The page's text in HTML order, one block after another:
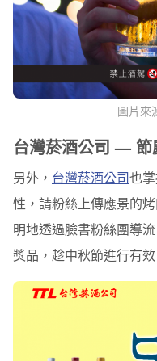
圖片來
台灣菸酒公司 — 節
另外， 台灣菸酒公司也
性，請粉絲上傳應景的
明地透過臉書粉絲團導
獎品，趁中秋節進行有